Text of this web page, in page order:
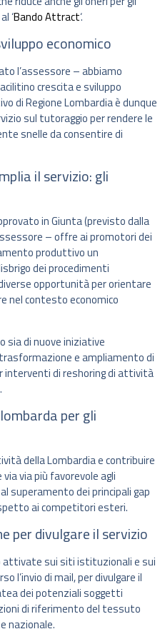
‘Bando Attract‘.
economico
l’assessore – abbiamo
crescita e sviluppo
di Regione Lombardia è dunque
sul tutoraggio per rendere le
snelle da consentire di
il servizio: gli
in Giunta (previsto dalla
– offre ai promotori dei
produttivo un
dei procedimenti
opportunità per orientare
nel contesto economico
sia di nuove iniziative
e ampliamento di
interventi di reshoring di attività
per gli
della Lombardia e contribuire
via più favorevole agli
superamento dei principali gap
ai competitori esteri.
per divulgare il servizio
attivate sui siti istituzionali e sui
l’invio di mail, per divulgare il
dei potenziali soggetti
di riferimento del tessuto
nazionale.